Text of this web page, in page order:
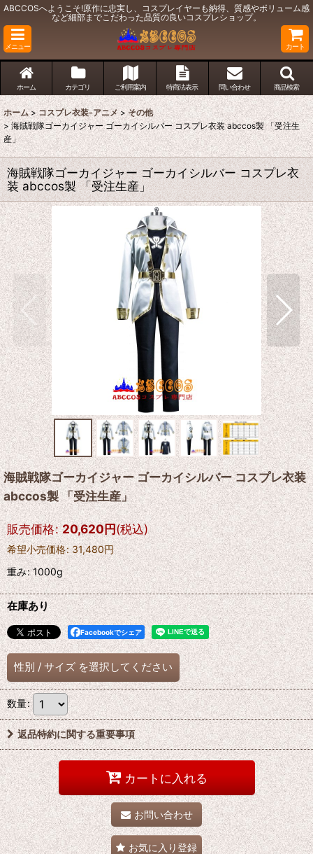
ABCCOSへようこそ!原作に忠実し、コスプレイヤーも納得、質感やボリューム感
など細部までこだわった品質の良いコスプレショップ。
メニュー カート
ホーム カテゴリ ご利用案内 特商法表示 問い合わせ 商品検索
ホーム > コスプレ衣装-アニメ > その他
> 海賊戦隊ゴーカイジャー ゴーカイシルバー コスプレ衣装 abccos製 「受注生
産」
海賊戦隊ゴーカイジャー ゴーカイシルバー コスプレ衣
装 abccos製 「受注生産」
海賊戦隊ゴーカイジャー ゴーカイシルバー コスプレ衣装
abccos製 「受注生産」
販売価格: 20,620円(税込)
希望小売価格: 31,480円
重み:1000g
在庫あり
Facebookでシェア
性別 / サイズ を選択してください
数量:
返品特約に関する重要事項
カートに入れる
お問い合わせ
お気に入り登録